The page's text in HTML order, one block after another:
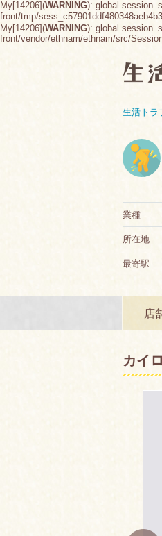
My[14206](WARNING):
front/tmp/
My[14206](WARNING):
front/vendor/ethnam/ethnam/src/
生活トラ
業種
所在地
最寄駅
店
カイ